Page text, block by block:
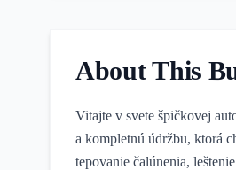
About This
Vitajte v svete špičkovej
a kompletnú údržbu, ktorá
tepovanie čalúnenia,